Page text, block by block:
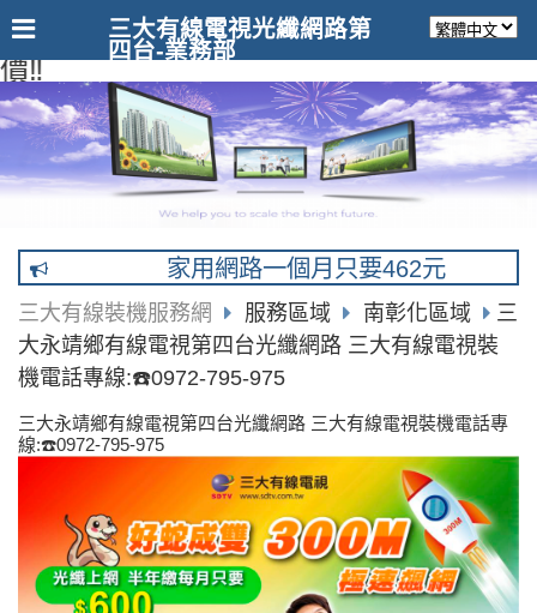
‼️
三大有線電視光纖網路第
四台-業務部
家用網路一個月只要462元
三大有線裝機服務網 服務區域 南彰化區域
三
大永靖鄉有線電視第四台光纖網路 三大有線電視裝
機電話專線:☎️0972-795-975
三大永靖鄉有線電視第四台光纖網路 三大有線電視裝機電話專
線:☎️0972-795-975